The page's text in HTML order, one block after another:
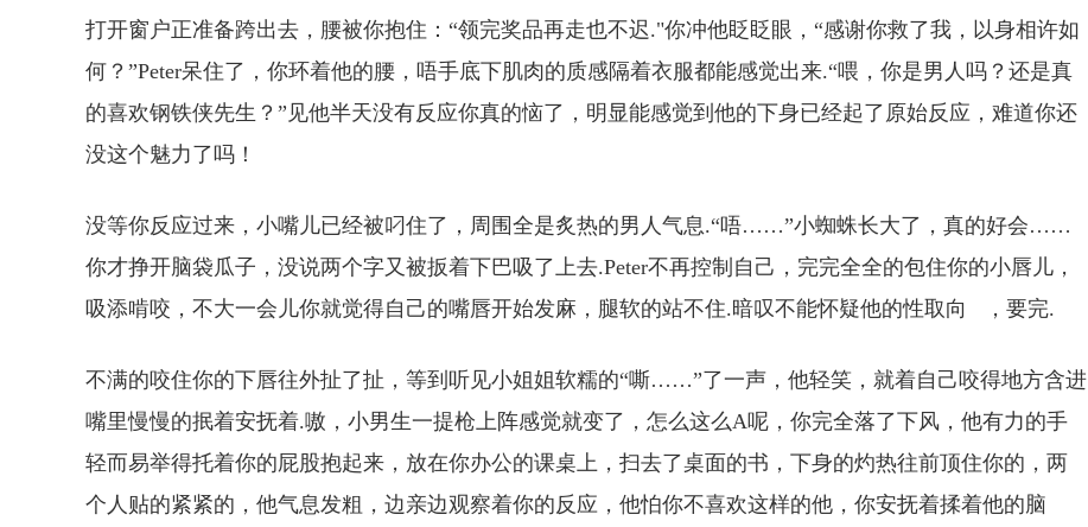
打开窗户正准备跨出去，腰被你抱住：“领完奖品再走也不迟."你冲他眨眨眼，“感谢你救了我，以身相许如
何？”Peter呆住了，你环着他的腰，唔手底下肌肉的质感隔着衣服都能感觉出来.“喂，你是男人吗？还是真
的喜欢钢铁侠先生？”见他半天没有反应你真的恼了，明显能感觉到他的下身已经起了原始反应，难道你还
没这个魅力了吗！
没等你反应过来，小嘴儿已经被叼住了，周围全是炙热的男人气息.“唔……”小蜘蛛长大了，真的好会……
你才挣开脑袋瓜子，没说两个字又被扳着下巴吸了上去.Peter不再控制自己，完完全全的包住你的小唇儿，
吸添啃咬，不大一会儿你就觉得自己的嘴唇开始发麻，腿软的站不住.暗叹不能怀疑他的性取向 ，要完.
不满的咬住你的下唇往外扯了扯，等到听见小姐姐软糯的“嘶……”了一声，他轻笑，就着自己咬得地方含进
嘴里慢慢的抿着安抚着.嗷，小男生一提枪上阵感觉就变了，怎么这么A呢，你完全落了下风，他有力的手
轻而易举得托着你的屁股抱起来，放在你办公的课桌上，扫去了桌面的书，下身的灼热往前顶住你的，两
个人贴的紧紧的，他气息发粗，边亲边观察着你的反应，他怕你不喜欢这样的他，你安抚着揉着他的脑